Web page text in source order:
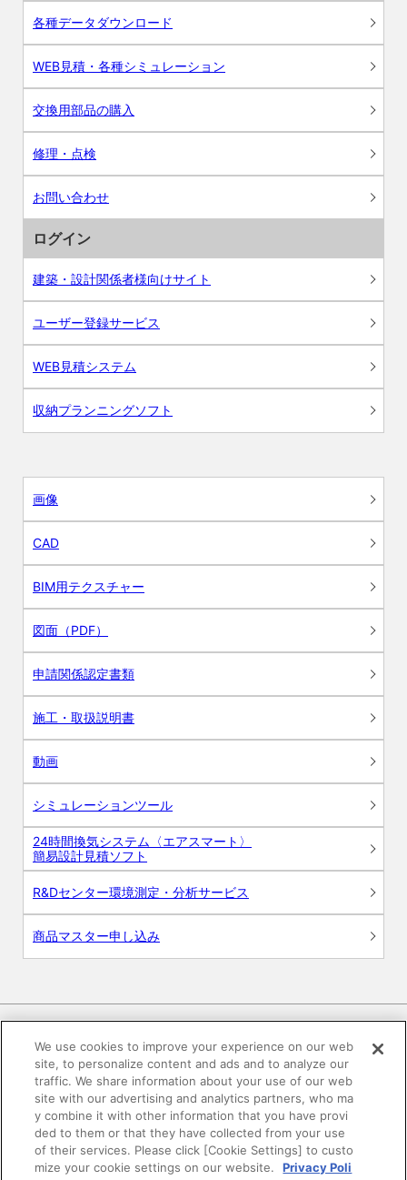
各種データダウンロード
WEB見積・各種シミュレーション
交換用部品の購入
修理・点検
お問い合わせ
ログイン
建築・設計関係者様向けサイト
ユーザー登録サービス
WEB見積システム
収納プランニングソフト
画像
CAD
BIM用テクスチャー
図面（PDF）
申請関係認定書類
施工・取扱説明書
動画
シミュレーションツール
24時間換気システム〈エアスマート〉
簡易設計見積ソフト
R&Dセンター環境測定・分析サービス
商品マスター申し込み
電子公告 このWEBサイトについて
プライバシーポリシー
SNSコミュニティガイドライン サイトマップ
We use cookies to improve your experience on our web
site, to personalize content and ads and to analyze our
traffic. We share information about your use of our web
site with our advertising and analytics partners, who ma
y combine it with other information that you have provi
ded to them or that they have collected from your use
of their services. Please click [Cookie Settings] to custo
mize your cookie settings on our website.
Privacy Poli